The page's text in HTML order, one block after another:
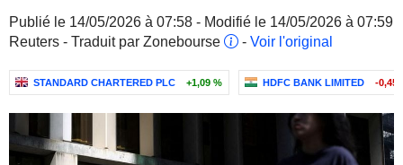
Publié le 14/05/2026 à 07:58 - Modifié le 14/05/2026 à 07:59
Reuters - Traduit par Zonebourse
- Voir l'original
STANDARD CHARTERED PLC +1,09 % HDFC BANK LIMITED -0,45